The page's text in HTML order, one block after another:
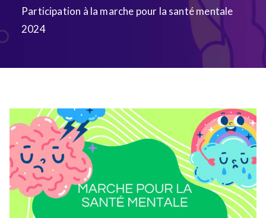
Participation à la marche pour la santé mentale
2024